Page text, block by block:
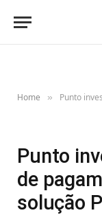
Home » Punto investe em
Punto
de
solução